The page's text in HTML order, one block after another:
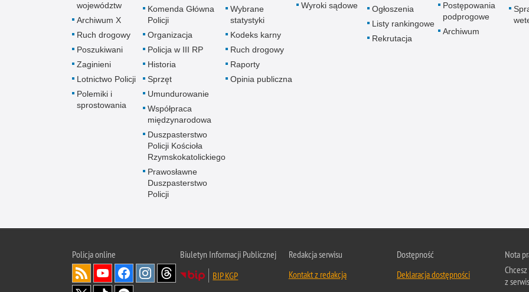
województw
Archiwum X
Ruch drogowy
Poszukiwani
Zaginieni
Lotnictwo Policji
Polemiki i
sprostowania
Komenda Główna
Policji
Organizacja
Policja w III RP
Historia
Sprzęt
Umundurowanie
Współpraca
międzynarodowa
Duszpasterstwo
Policji Kościoła
Rzymskokatolickiego
Prawosławne
Duszpasterstwo
Policji
Wybrane
statystyki
Kodeks karny
Ruch drogowy
Raporty
Opinia publiczna
Wyroki sądowe
Ogłoszenia
Listy rankingowe
Rekrutacja
Postępowania
podprogowe
Archiwum
Policjaonline
Biuletyn Informacji Publicznej
BIP KGP
Redakcja serwisu
Kontakt z redakcją
Dostępność
Deklaracja dostępności
Nota
z